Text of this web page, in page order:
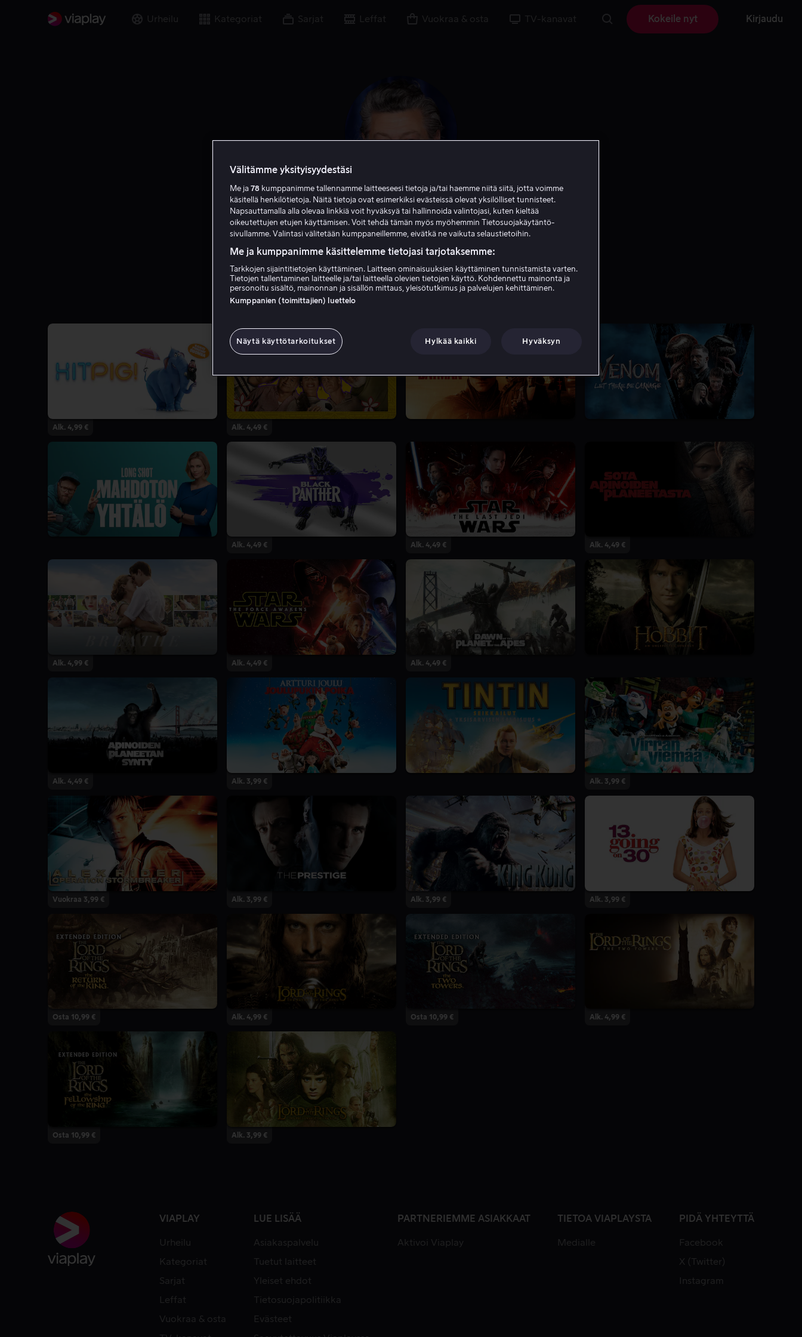
Urheilu Kategoriat Sarjat Leffat Vuokraa & osta TV-kanavat Kokeile nyt Kirjaudu
Andy Serkis
Alk. 4,99 € Alk. 4,49 €
Alk. 4,49 € Alk. 4,49 € Alk. 4,49 €
Alk. 4,99 € Alk. 4,49 € Alk. 4,49 €
Alk. 4,49 € Alk. 3,99 € Alk. 3,99 €
Vuokraa 3,99 € Alk. 3,99 € Alk. 3,99 € Alk. 3,99 €
Osta 10,99 € Alk. 4,99 € Osta 10,99 € Alk. 4,99 €
Osta 10,99 € Alk. 3,99 €
VIAPLAY
Urheilu
Kategoriat
Sarjat
Leffat
Vuokraa & osta
LUE LISÄÄ
Asiakaspalvelu
Tuetut laitteet
Yleiset ehdot
Tietosuojapolitiikka
Evästeet
PARTNERIEMME ASIAKKAAT
Aktivoi Viaplay
TIETOA VIAPLAYSTA
Medialle
PIDÄ YHTEYTTÄ
Facebook
X (Twitter)
Instagram
Välitämme yksityisyydestäsi
Me ja 78 kumppanimme tallennamme laitteeseesi tietoja ja/tai haemme niitä siitä, jotta voimme
käsitellä henkilötietoja. Näitä tietoja ovat esimerkiksi evästeissä olevat yksilölliset tunnisteet.
Napsauttamalla alla olevaa linkkiä voit hyväksyä tai hallinnoida valintojasi, kuten kieltää
oikeutettujen etujen käyttämisen. Voit tehdä tämän myös myöhemmin Tietosuojakäytäntö-
sivullamme. Valintasi välitetään kumppaneillemme, eivätkä ne vaikuta selaustietoihin.
Me ja kumppanimme käsittelemme tietojasi tarjotaksemme:
Tarkkojen sijaintitietojen käyttäminen. Laitteen ominaisuuksien käyttäminen tunnistamista varten.
Tietojen tallentaminen laitteelle ja/tai laitteella olevien tietojen käyttö. Kohdennettu mainonta ja
personoitu sisältö, mainonnan ja sisällön mittaus, yleisötutkimus ja palvelujen kehittäminen.
Kumppanien (toimittajien) luettelo
Näytä käyttötarkoitukset Hylkää kaikki Hyväksyn